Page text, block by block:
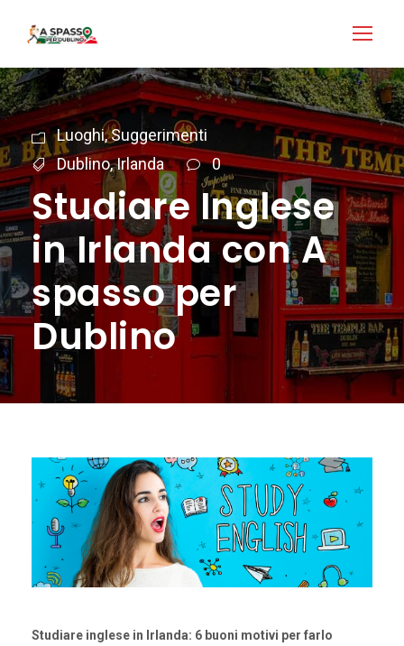
Luoghi,Suggerimenti
Dublino,Irlanda 0
Studiare Inglese
in Irlanda con A
spasso per
Dublino
Studiare inglese in Irlanda: 6 buoni motivi per farlo